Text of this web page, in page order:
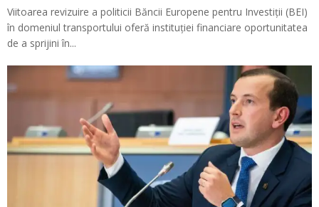
Viitoarea revizuire a politicii Băncii Europene pentru Investiții (BEI)
în domeniul transportului oferă instituției financiare oportunitatea
de a sprijini în...